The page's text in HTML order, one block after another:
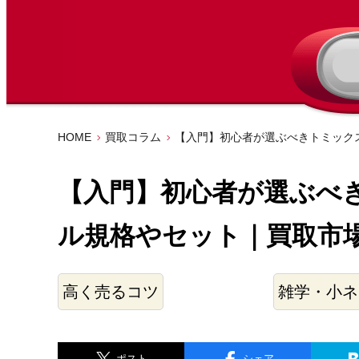
HOME 買取コラム 【入門】初心者が選ぶべきトミッ
【入門】初心者が選ぶ
ル規格やセット｜買取市
高く売るコツ 雑学・小